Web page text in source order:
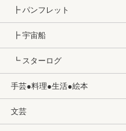
┣ パンフレット
┣ 宇宙船
┗ スターログ
手芸●料理●生活●絵本
文芸